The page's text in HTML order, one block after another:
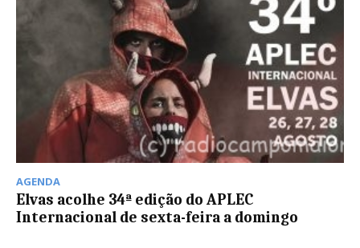
AGENDA
Elvas acolhe 34ª edição do APLEC
Internacional de sexta-feira a domingo